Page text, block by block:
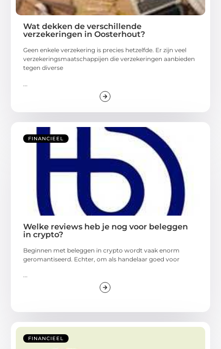
Wat dekken de verschillende
verzekeringen in Oosterhout?
Geen enkele verzekering is precies hetzelfde. Er zijn veel
verzekeringsmaatschappijen die verzekeringen aanbieden
tegen diverse
FINANCIEEL
Welke reviews heb je nog voor beleggen
in crypto?
Beginnen met beleggen in crypto wordt vaak enorm
geromantiseerd. Echter, om als handelaar goed voor
FINANCIEEL